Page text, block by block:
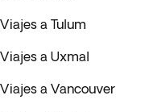
Viajes a Tulum
Viajes a Uxmal
Viajes a Vancouver